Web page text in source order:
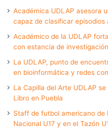
Académica UDLAP asesora
capaz de clasificar episodios
Académico de la UDLAP
con estancia de
La UDLAP, punto de
en bioinformática y redes
La Capilla del Arte UDLAP
Libro en Puebla
Staff de futbol americano de
Nacional U17 y en el Tazón